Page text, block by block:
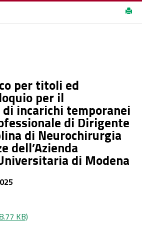
temporanei nel profilo professionale
di Neurochirurgia per le esigenze
Universitaria di Modena
per titoli ed
per il
incarichi temporanei
di Dirigente
di Neurochirurgia
dell’Azienda
di Modena
KB)